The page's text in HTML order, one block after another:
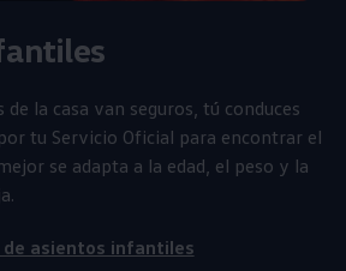
de la casa van seguros, tú conduces
tu Servicio Oficial para encontrar el
se adapta a la edad, el peso y la
de asientos infantiles